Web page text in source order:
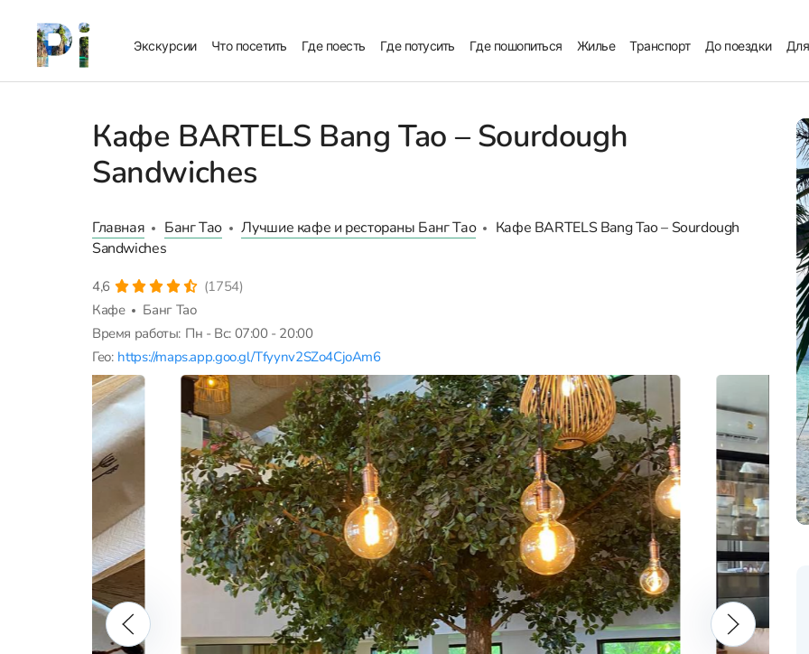
Экскурсии Что посетить Где поесть Где потусить Где пошопиться Жилье Транспорт До поездки
Кафе BARTELS Bang Tao – Sourdough
Sandwiches
Главная Банг Тао Лучшие кафе и рестораны Банг Тао
Кафе BARTELS Bang Tao – Sourdough
Sandwiches
4,6
(1754)
Кафе
Банг Тао
Время работы: Пн - Вс: 07:00 - 20:00
Гео: https://maps.app.goo.gl/Tfyynv2SZo4CjoAm6